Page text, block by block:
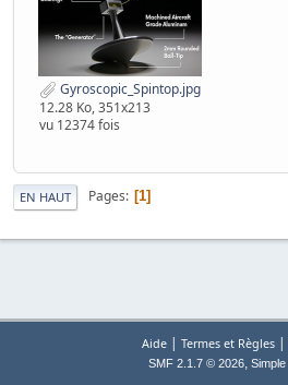
Gyroscopic_Spintop.jpg
12.28 Ko, 351x213
vu 12374 fois
EN HAUT Pages 1
Aide| Termes et Règles|
SMF 2.1.7 © 2026,